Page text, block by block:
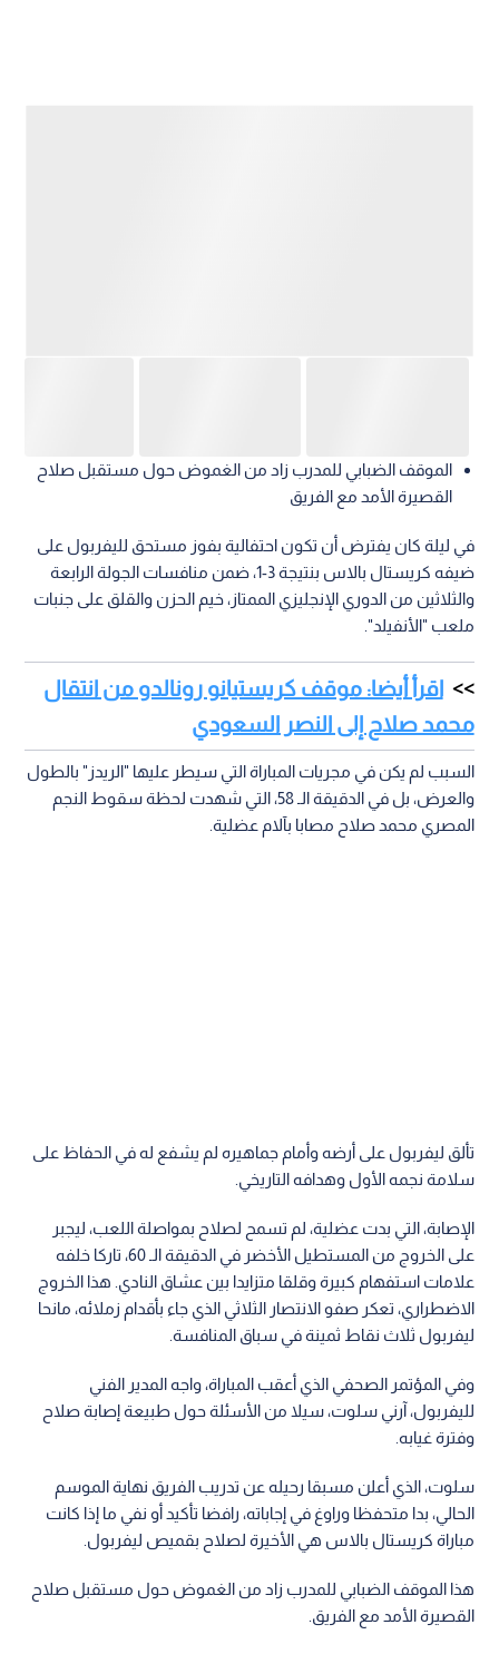
الموقف الضبابي للمدرب زاد من الغموض حول مستقبل صلاح
القصيرة الأمد مع الفريق
في ليلة كان يفترض أن تكون احتفالية بفوز مستحق لليفربول على
ضيفه كريستال بالاس بنتيجة 3-1، ضمن منافسات الجولة الرابعة
والثلاثين من الدوري الإنجليزي الممتاز، خيم الحزن والقلق على جنبات
ملعب "الأنفيلد".
اقرأ أيضا: موقف كريستيانو رونالدو من انتقال
محمد صلاح إلى النصر السعودي
السبب لم يكن في مجريات المباراة التي سيطر عليها "الريدز" بالطول
والعرض، بل في الدقيقة الـ 58، التي شهدت لحظة سقوط النجم
المصري محمد صلاح مصابا بآلام عضلية.
تألق ليفربول على أرضه وأمام جماهيره لم يشفع له في الحفاظ على
سلامة نجمه الأول وهدافه التاريخي.
الإصابة، التي بدت عضلية، لم تسمح لصلاح بمواصلة اللعب، ليجبر
على الخروج من المستطيل الأخضر في الدقيقة الـ 60، تاركا خلفه
علامات استفهام كبيرة وقلقا متزايدا بين عشاق النادي. هذا الخروج
الاضطراري، تعكر صفو الانتصار الثلاثي الذي جاء بأقدام زملائه، مانحا
ليفربول ثلاث نقاط ثمينة في سباق المنافسة.
وفي المؤتمر الصحفي الذي أعقب المباراة، واجه المدير الفني
لليفربول، آرني سلوت، سيلا من الأسئلة حول طبيعة إصابة صلاح
وفترة غيابه.
سلوت، الذي أعلن مسبقا رحيله عن تدريب الفريق نهاية الموسم
الحالي، بدا متحفظا وراوغ في إجاباته، رافضا تأكيد أو نفي ما إذا كانت
مباراة كريستال بالاس هي الأخيرة لصلاح بقميص ليفربول.
هذا الموقف الضبابي للمدرب زاد من الغموض حول مستقبل صلاح
القصيرة الأمد مع الفريق.